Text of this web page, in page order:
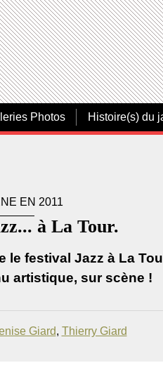
Photos Histoire(s) du
EN 2011
à La Tour.
le festival Jazz à La
artistique, sur scène !
Giard, Thierry Giard